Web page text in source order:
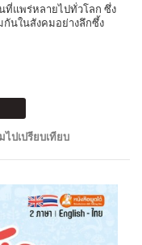
ที่แพร่หลายไปทั่วโลก ซึ่ง
นในสังคมอย่างลึกซึ้ง
ไปเปรียบเทียบ